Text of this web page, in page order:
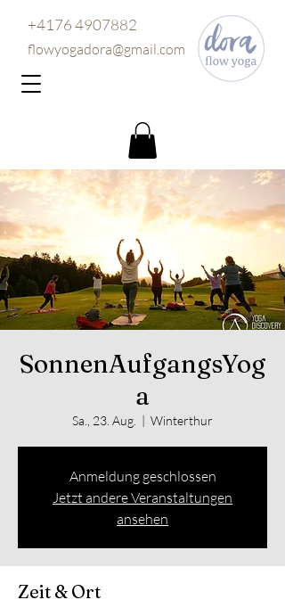
flowyogadora@gmail.com
+4176 4907882
SonnenAufgangsYog
a
Sa., 23. Aug.
  |
Winterthur
Anmeldung geschlossen
Jetzt andere Veranstaltungen
ansehen
Zeit & Ort